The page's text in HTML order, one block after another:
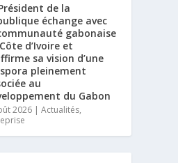
de la
échange avec
gabonaise
d’Ivoire et
sa vision d’une
pleinement
au
du Gabon
2026 |Actualités,